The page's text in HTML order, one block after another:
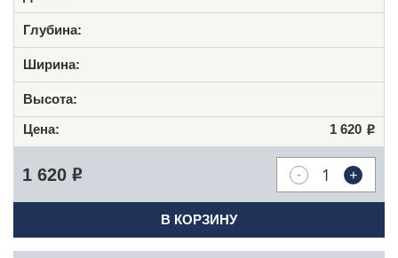
1 620 Р
- +
1 620 Р
В КОРЗИНУ